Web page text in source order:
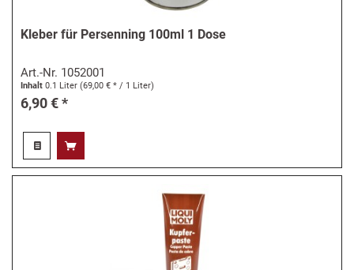
Kleber für Persenning 100ml 1 Dose
Art.-Nr. 1052001
Inhalt0.1 Liter(69,00 € * / 1 Liter)
6,90 € *